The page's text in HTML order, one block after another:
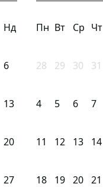
Нд
6
13
20
27
Пн Вт Ср Чт
28 29 30 31
4 5 6 7
11 12 13 14
18 19 20 21